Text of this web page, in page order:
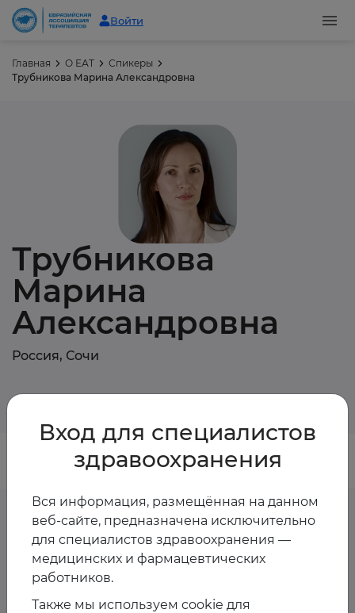
Войти
Главная О ЕАТ
Спикеры
Трубникова Марина Александровна
Трубникова
Марина
Александровна
Россия, Сочи
Предстоящие
мероприятия спикера
Вход для специалистов
здравоохранения
Вся информация, размещённая на данном
веб-сайте, предназначена исключительно
для специалистов здравоохранения —
медицинских и фармацевтических
работников.
Также мы используем cookie для